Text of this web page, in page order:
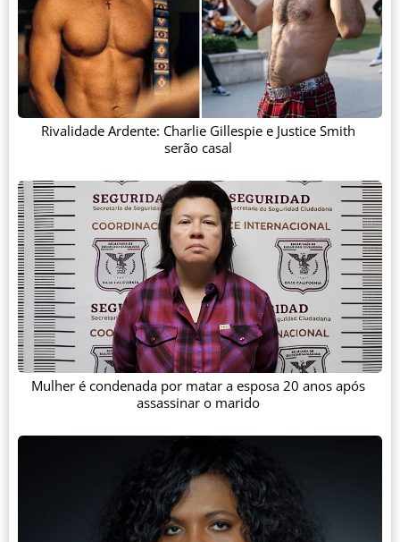
Rivalidade Ardente: Charlie Gillespie e Justice Smith
serão casal
Mulher é condenada por matar a esposa 20 anos após
assassinar o marido